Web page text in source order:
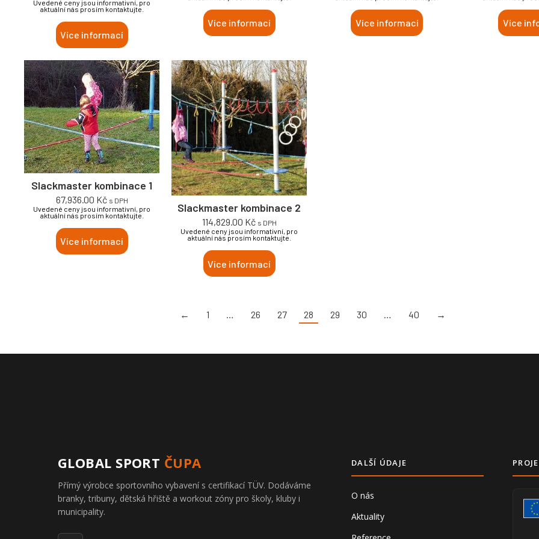
Uvedené ceny jsou informativní, pro
aktuální nás prosím kontaktujte.
Více informací
Více informací Více informací Více
Slackmaster kombinace 1
67,936.00 Kč s DPH
Uvedené ceny jsou informativní, pro
aktuální nás prosím kontaktujte.
Více informací
Slackmaster kombinace 2
114,829.00 Kč s DPH
Uvedené ceny jsou informativní, pro
aktuální nás prosím kontaktujte.
Více informací
← 1 … 26 27 28 29 30 … 40 →
GLOBAL SPORT ČUPA
Přímý výrobce sportovního vybavení s certifikací TÜV. Dodáváme
branky, tribuny, dětská hřiště a workout zóny pro školy, kluby i
municipality.
DALŠÍ ÚDAJE
O nás
Aktuality